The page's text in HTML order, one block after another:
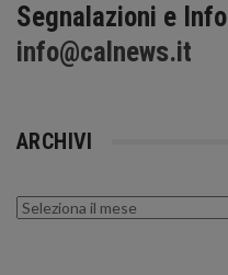
Segnalazioni e Info
info@calnews.it
ARCHIVI
Archivi